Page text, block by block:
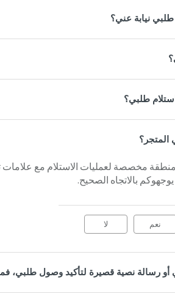
نيابة عني؟
طلبي؟
المتجر؟
مخصصة لعمليات الاستلام مع علامات
بالاتجاه الصحيح.
نعم لا
أو رسالة نصية قصيرة لتأكيد وصول طلبي،